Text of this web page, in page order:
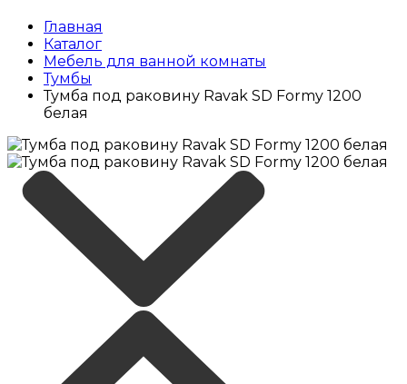
Главная
Каталог
Мебель для ванной комнаты
Тумбы
Тумба под раковину Ravak SD Formy 1200
белая